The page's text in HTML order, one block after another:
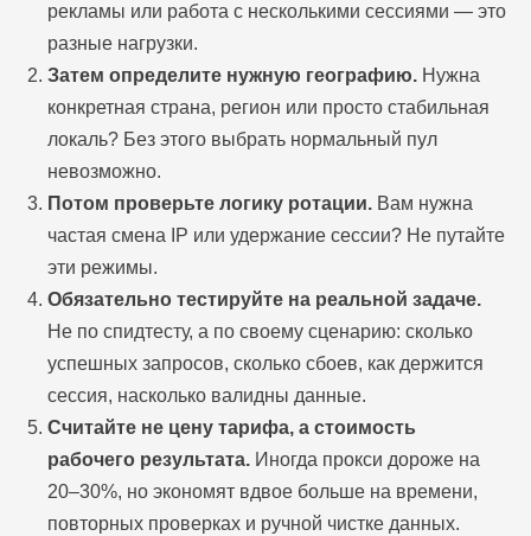
рекламы или работа с несколькими сессиями — это
разные нагрузки.
Затем определите нужную географию. Нужна
конкретная страна, регион или просто стабильная
локаль? Без этого выбрать нормальный пул
невозможно.
Потом проверьте логику ротации. Вам нужна
частая смена IP или удержание сессии? Не путайте
эти режимы.
Обязательно тестируйте на реальной задаче.
Не по спидтесту, а по своему сценарию: сколько
успешных запросов, сколько сбоев, как держится
сессия, насколько валидны данные.
Считайте не цену тарифа, а стоимость
рабочего результата. Иногда прокси дороже на
20–30%, но экономят вдвое больше на времени,
повторных проверках и ручной чистке данных.
Похожиестатьи
Блог
ПЕРЕЙТИ В БЛОГ
ПЕРЕЙТИ В БЛОГ